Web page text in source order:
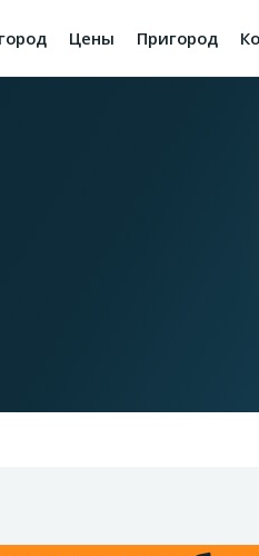
Цены Пригород